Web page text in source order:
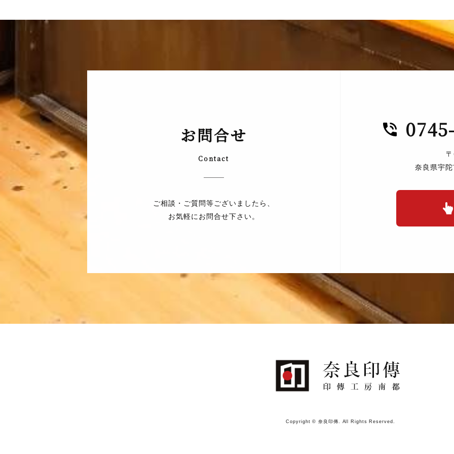
お問合せ
Contact
ご相談・ご質問等ございましたら、
お気軽にお問合せ下さい。
奈良県宇
Copyright © 奈良印傳. All Rights Reserved.